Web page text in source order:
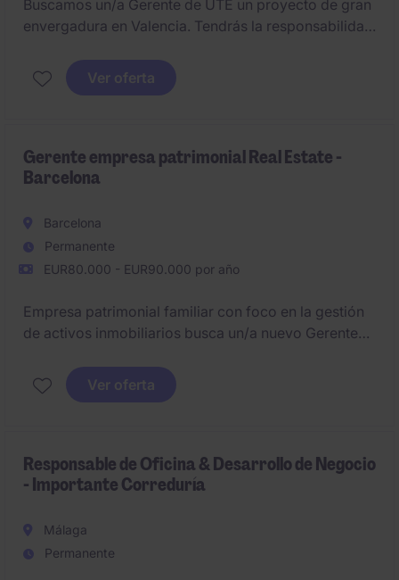
Buscamos un/a Gerente de UTE un proyecto de gran
envergadura en Valencia. Tendrás la responsabilidad
técnica y contractual para cumplir plazos, costes y
calidad.
Ver oferta
Gerente empresa patrimonial Real Estate -
Barcelona
Barcelona
Permanente
EUR80.000 - EUR90.000 por año
Empresa patrimonial familiar con foco en la gestión
de activos inmobiliarios busca un/a nuevo Gerente
compañía. Deberá aportar amplia experiencia en
gestión de portfolios inmobiliarios y análisis de
Ver oferta
Responsable de Oficina & Desarrollo de Negocio
- Importante Correduría
Málaga
Permanente